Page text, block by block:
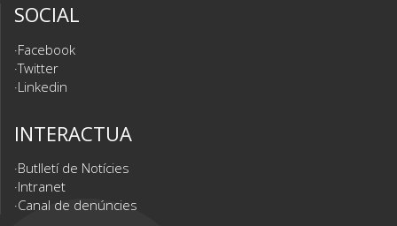
SOCIAL
Facebook
Twitter
Linkedin
INTERACTUA
Butlletí de Notícies
Intranet
Canal de denúncies